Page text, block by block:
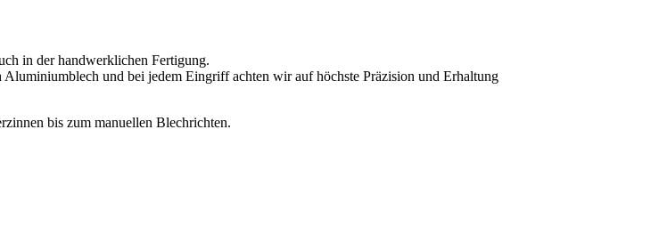
in der handwerklichen Fertigung.
und bei jedem Eingriff achten wir auf höchste Präzision und Erhaltung
bis zum manuellen Blechrichten.